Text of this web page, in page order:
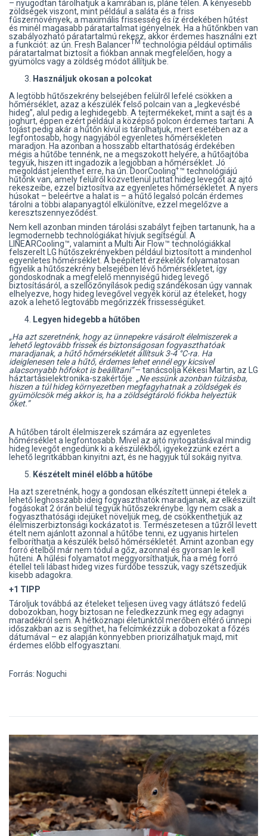
– nyugodtan tárolhatjuk a kamrában is, pláne télen. A kényesebb
zöldségek viszont, mint például a saláta és a friss
fűszernövények, a maximális frissesség és íz érdekében hűtést
és minél magasabb páratartalmat igényelnek. Ha a hűtőnkben van
szabályozható páratartalmú rekesz, akkor érdemes használni ezt
a funkciót: az ún. Fresh BalancerTM technológia például optimális
páratartalmat biztosít a fiókban annak megfelelően, hogy a
gyümölcs vagy a zöldség módot állítjuk be.
Használjuk okosan a polcokat
A legtöbb hűtőszekrény belsejében felülről lefelé csökken a
hőmérséklet, azaz a készülék felső polcain van a „legkevésbé
hideg”, alul pedig a leghidegebb. A tejtermékeket, mint a sajt és a
joghurt, éppen ezért például a középső polcon érdemes tartani. A
tojást pedig akár a hűtőn kívül is tárolhatjuk, mert esetében az a
legfontosabb, hogy nagyjából egyenletes hőmérsékleten
maradjon. Ha azonban a hosszabb eltarthatóság érdekében
mégis a hűtőbe tennénk, ne a megszokott helyére, a hűtőajtóba
tegyük, hiszen itt ingadozik a legjobban a hőmérséklet. Jó
megoldást jelenthet erre, ha ún. DoorCooling+™ technológiájú
hűtőnk van, amely felülről közvetlenül juttat hideg levegőt az ajtó
rekeszeibe, ezzel biztosítva az egyenletes hőmérsékletet. A nyers
húsokat – beleértve a halat is – a hűtő legalsó polcán érdemes
tárolni a többi alapanyagtól elkülönítve, ezzel megelőzve a
keresztszennyeződést.
Nem kell azonban minden tárolási szabályt fejben tartanunk, ha a
legmodernebb technológiákat hívjuk segítségül. A
LINEARCooling™, valamint a Multi Air Flow™ technológiákkal
felszerelt LG hűtőszekrényekben például biztosított a mindenhol
egyenletes hőmérséklet. A beépített érzékelők folyamatosan
figyelik a hűtőszekrény belsejében lévő hőmérsékletet, így
gondoskodnak a megfelelő mennyiségű hideg levegő
biztosításáról, a szellőzőnyílások pedig szándékosan úgy vannak
elhelyezve, hogy hideg levegővel vegyék körül az ételeket, hogy
azok a lehető legtovább megőrizzék frissességüket.
Legyen hidegebb a hűtőben
„Ha azt szeretnénk, hogy az ünnepekre vásárolt élelmiszerek a
lehető legtovább frissek és biztonságosan fogyaszthatóak
maradjanak, a hűtő hőmérsékletét állítsuk 3-4 °C-ra. Ha
ideiglenesen tele a hűtő, érdemes lehet ennél egy kicsivel
alacsonyabb hőfokot is beállítani”– tanácsolja Kékesi Martin, az LG
háztartásielektronika-szakértője. „Ne essünk azonban túlzásba,
hiszen a túl hideg környezetben megfagyhatnak a zöldségek és
gyümölcsök még akkor is, ha a zöldségtároló fiókba helyeztük
őket.”
A hűtőben tárolt élelmiszerek számára az egyenletes
hőmérséklet a legfontosabb. Mivel az ajtó nyitogatásával mindig
hideg levegőt engedünk ki a készülékből, igyekezzünk ezért a
lehető legritkábban kinyitni azt, és ne hagyjuk túl sokáig nyitva.
Készételt minél előbb a hűtőbe
Ha azt szeretnénk, hogy a gondosan elkészített ünnepi ételek a
lehető leghosszabb ideig fogyaszthatók maradjanak, az elkészült
fogásokat 2 órán belül tegyük hűtőszekrénybe. Így nem csak a
fogyaszthatósági idejüket növeljük meg, de csökkenthetjük az
élelmiszerbiztonsági kockázatot is. Természetesen a tűzről levett
ételt nem ajánlott azonnal a hűtőbe tenni, ez ugyanis hirtelen
felboríthatja a készülék belső hőmérsékletét. Amint azonban egy
forró ételből már nem tódul a gőz, azonnal és gyorsan le kell
hűteni. A hűlési folyamatot meggyorsíthatjuk, ha a még forró
étellel teli lábast hideg vizes fürdőbe tesszük, vagy szétszedjük
kisebb adagokra.
+1 TIPP
Tároljuk továbbá az ételeket teljesen üveg vagy átlátszó fedelű
dobozokban, hogy biztosan ne feledkezzünk meg egy adagnyi
maradékról sem. A hétköznapi életünktől merőben eltérő ünnepi
időszakban az is segíthet, ha felcímkézzük a dobozokat a főzés
dátumával – ez alapján könnyebben priorizálhatjuk majd, mit
érdemes előbb elfogyasztani.
Forrás: Noguchi